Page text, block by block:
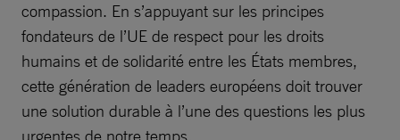
compassion. En s’appuyant sur les principes
fondateurs de l’UE de respect pour les droits
humains et de solidarité entre les États membres,
cette génération de leaders européens doit trouver
une solution durable à l’une des questions les plus
urgentes de notre temps.